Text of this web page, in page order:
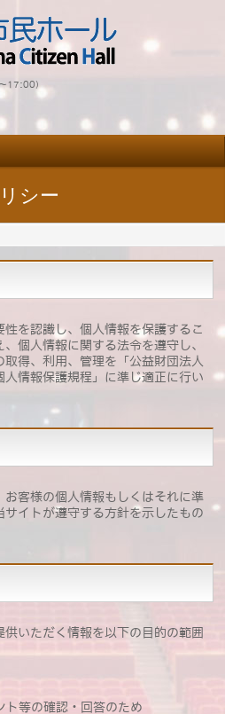
〜17:00)
シー
を認識し、個人情報を保護するこ
個人情報に関する法令を遵守し、
得、利用、管理を「公益財団法人
情報保護規程」に準じ適正に行い
客様の個人情報もしくはそれに準
イトが遵守する方針を示したもの
いただく情報を以下の目的の範囲
ト等の確認・回答のため